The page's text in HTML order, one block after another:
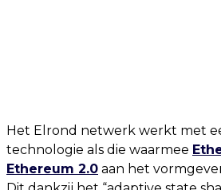
Het Elrond netwerk werkt met
technologie als die waarmee
Ethereum 2.0 aan het